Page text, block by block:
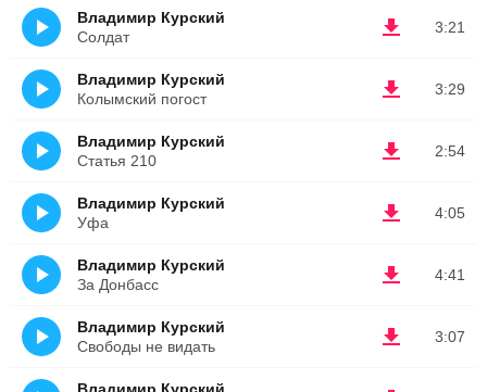
3:21
Владимир Курский
Солдат
3:29
Владимир Курский
Колымский погост
2:54
Владимир Курский
Статья 210
4:05
Владимир Курский
Уфа
4:41
Владимир Курский
За Донбасс
3:07
Владимир Курский
Свободы не видать